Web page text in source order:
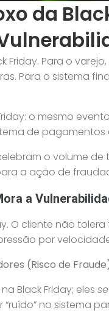
da
Friday. Para o
Para o sistema
o mesmo
de pagamentos
o volume
a ação de
a
O cliente não
por
(Risco de
Black Friday; eles
no sistema